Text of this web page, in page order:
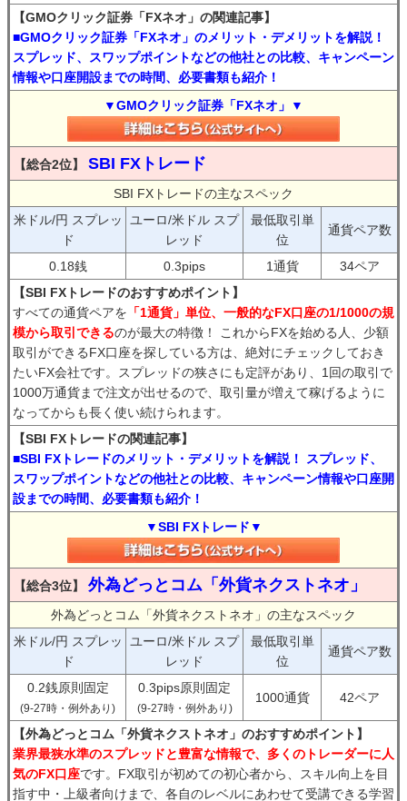
【GMOクリック証券「FXネオ」の関連記事】
■GMOクリック証券「FXネオ」のメリット・デメリットを解説！
スプレッド、スワップポイントなどの他社との比較、キャンペーン
情報や口座開設までの時間、必要書類も紹介！
▼GMOクリック証券「FXネオ」▼
【総合2位】 SBI FXトレード
SBI FXトレードの主なスペック
米ドル/円 スプレッ
ド
ユーロ/米ドル スプ
レッド
最低取引単
位
通貨ペア数
0.18銭 0.3pips 1通貨
34ペア
【SBI FXトレードのおすすめポイント】
すべての通貨ペアを 「1通貨」単位、一般的なFX口座の1/1000の規
模から取引できるのが最大の特徴！ これからFXを始める人、少額
取引ができるFX口座を探している方は、絶対にチェックしておき
たいFX会社です。スプレッドの狭さにも定評があり、1回の取引で
1000万通貨まで注文が出せるので、取引量が増えて稼げるように
なってからも長く使い続けられます。
【SBI FXトレードの関連記事】
■SBI FXトレードのメリット・デメリットを解説！ スプレッド、
スワップポイントなどの他社との比較、キャンペーン情報や口座開
設までの時間、必要書類も紹介！
▼SBI FXトレード▼
【総合3位】 外為どっとコム「外貨ネクストネオ」
外為どっとコム「外貨ネクストネオ」の主なスペック
米ドル/円 スプレッ
ド
ユーロ/米ドル スプ
レッド
最低取引単
位
通貨ペア数
0.2銭原則固定
(9-27時・例外あり)
0.3pips原則固定
(9-27時・例外あり)
1000通貨 42ペア
【外為どっとコム「外貨ネクストネオ」のおすすめポイント】
業界最狭水準のスプレッドと豊富な情報で、多くのトレーダーに人
気のFX口座です。FX取引が初めての初心者から、スキル向上を目
指す中・上級者向けまで、各自のレベルにあわせて受講できる学習